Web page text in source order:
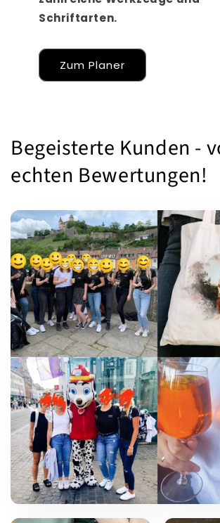
Schriftarten.
Zum Planer
Begeisterte Kunden -
echten Bewertungen!